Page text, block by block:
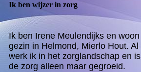
Ik ben wijzer in zorg
Ik ben Irene Meulendijks en
gezin in Helmond, Mierlo Hout.
werk ik in het zorglandschap en
de zorg alleen maar gegroeid.